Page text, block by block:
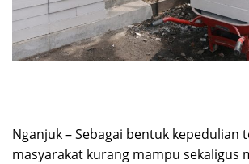
Nganjuk – Sebagai bentuk kepedulian
masyarakat kurang mampu sekaligus